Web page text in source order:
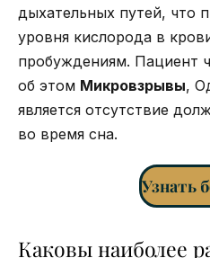
дыхательных путей, что
уровня кислорода в
пробуждениям. Пациент
об этом Микровзрывы,
является отсутствие
во время сна.
Узнать
Каковы наиболее